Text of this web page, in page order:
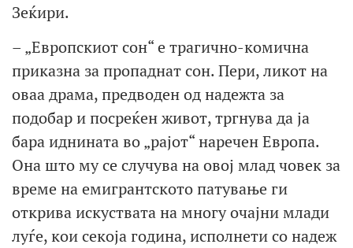
Зеќири.
– „Европскиот сон“ е трагично-комична
приказна за пропаднат сон. Пери, ликот на
оваа драма, предводен од надежта за
подобар и посреќен живот, тргнува да ја
бара иднината во „рајот“ наречен Европа.
Она што му се случува на овој млад човек за
време на емигрантското патување ги
открива искуствата на многу очајни млади
луѓе, кои секоја година, исполнети со надеж